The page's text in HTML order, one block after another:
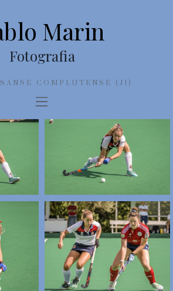
Marin
Fotografia
COMPLUTENSE (J1)